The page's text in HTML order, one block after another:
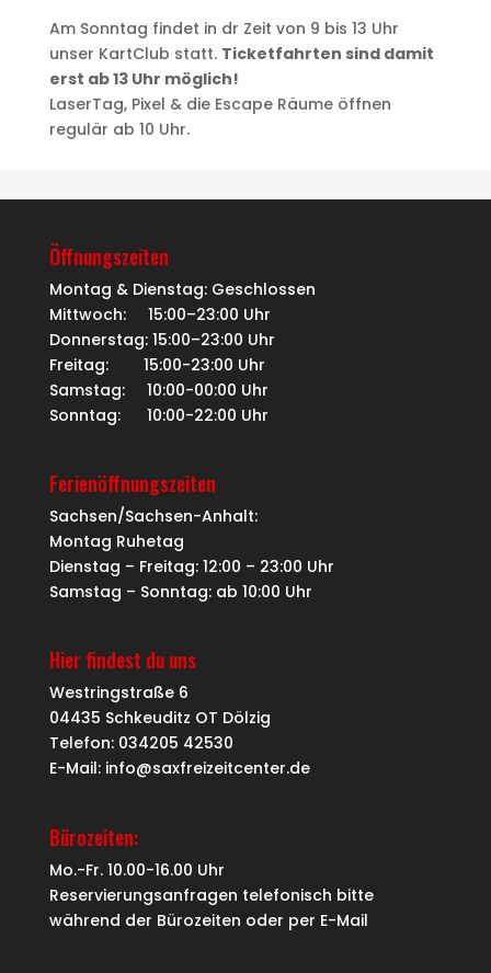
Am Sonntag findet in dr Zeit von 9 bis 13 Uhr
unser KartClub statt. Ticketfahrten sind damit
erst ab 13 Uhr möglich!
LaserTag, Pixel & die Escape Räume öffnen
regulär ab 10 Uhr.
Öffnungszeiten
Montag & Dienstag: Geschlossen
Mittwoch: 15:00–23:00 Uhr
Donnerstag: 15:00–23:00 Uhr
Freitag: 15:00-23:00 Uhr
Samstag: 10:00-00:00 Uhr
Sonntag: 10:00-22:00 Uhr
Ferienöffnungszeiten
Sachsen/Sachsen-Anhalt:
Montag Ruhetag
Dienstag – Freitag: 12:00 – 23:00 Uhr
Samstag – Sonntag: ab 10:00 Uhr
Hier findest du uns
Westringstraße 6
04435 Schkeuditz OT Dölzig
Telefon: 034205 42530
E-Mail: info@saxfreizeitcenter.de
Bürozeiten:
Mo.-Fr. 10.00-16.00 Uhr
Reservierungsanfragen telefonisch bitte
während der Bürozeiten oder per E-Mail